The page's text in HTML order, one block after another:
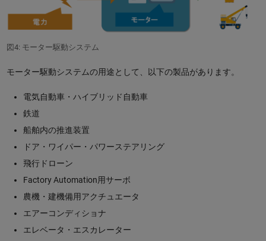
図4: モーター駆動システム
モーター駆動システムの用途として、以下の製品があります。
電気自動車・ハイブリッド自動車
鉄道
船舶内の推進装置
ドア・ワイパー・パワーステアリング
飛行ドローン
Factory Automation用サーボ
農機・建機備用アクチュエータ
エアーコンディショナ
エレベータ・エスカレーター